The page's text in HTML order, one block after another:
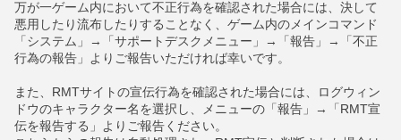
万が一ゲーム内において不正行為を確認された場合には、決して
悪用したり流布したりすることなく、ゲーム内のメインコマンド
「システム」→「サポートデスクメニュー」→「報告」→「不正
行為の報告」よりご報告いただければ幸いです。
また、RMTサイトの宣伝行為を確認された場合には、ログウィン
ドウのキャラクター名を選択し、メニューの「報告」→「RMT宣
伝を報告する」よりご報告ください。